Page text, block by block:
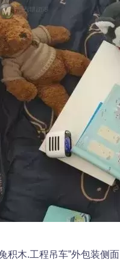
积木.工程吊车”外包装侧面